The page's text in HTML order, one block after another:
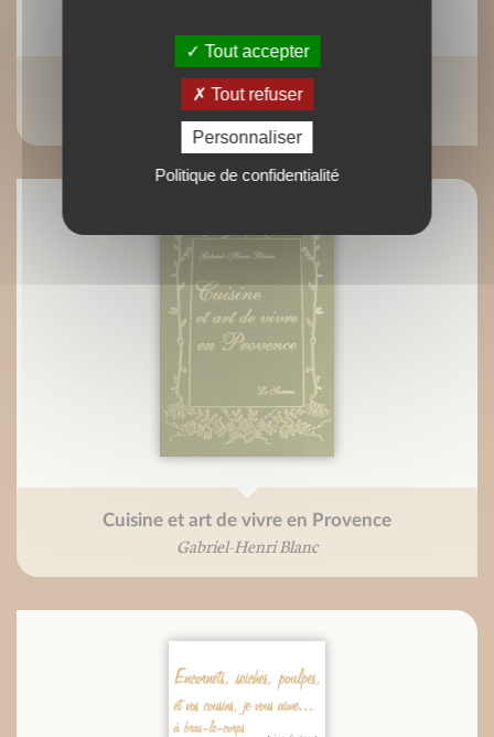
Crevettes je vous aime…
Valérie Gaudant
Cuisine et art de vivre en Provence
Gabriel-Henri Blanc
Tout accepter
Tout refuser
Personnaliser
Politique de confidentialité